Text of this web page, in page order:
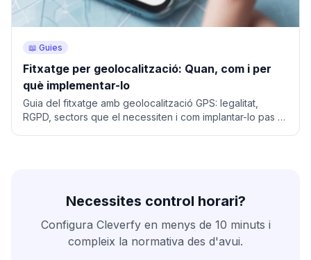
📖 Guies
Fitxatge per geolocalització: Quan, com i per
què implementar-lo
Guia del fitxatge amb geolocalització GPS: legalitat,
RGPD, sectors que el necessiten i com implantar-lo pas a
Necessites control horari?
Configura Cleverfy en menys de 10 minuts i
compleix la normativa des d'avui.